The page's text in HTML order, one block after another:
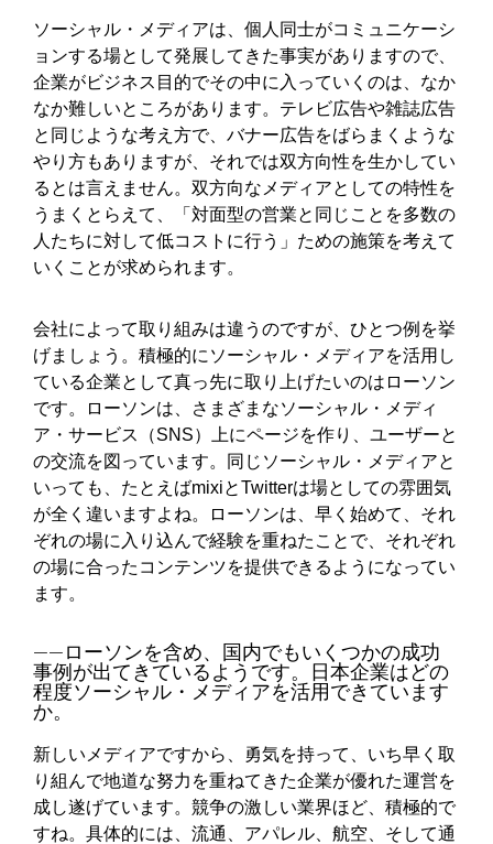
ソーシャル・メディアは、個人同士がコミュニケーシ
ョンする場として発展してきた事実がありますので、
企業がビジネス目的でその中に入っていくのは、なか
なか難しいところがあります。テレビ広告や雑誌広告
と同じような考え方で、バナー広告をばらまくような
やり方もありますが、それでは双方向性を生かしてい
るとは言えません。双方向なメディアとしての特性を
うまくとらえて、「対面型の営業と同じことを多数の
人たちに対して低コストに行う」ための施策を考えて
いくことが求められます。
会社によって取り組みは違うのですが、ひとつ例を挙
げましょう。積極的にソーシャル・メディアを活用し
ている企業として真っ先に取り上げたいのはローソン
です。ローソンは、さまざまなソーシャル・メディ
ア・サービス（SNS）上にページを作り、ユーザーと
の交流を図っています。同じソーシャル・メディアと
いっても、たとえばmixiとTwitterは場としての雰囲気
が全く違いますよね。ローソンは、早く始めて、それ
ぞれの場に入り込んで経験を重ねたことで、それぞれ
の場に合ったコンテンツを提供できるようになってい
ます。
――ローソンを含め、国内でもいくつかの成功
事例が出てきているようです。日本企業はどの
程度ソーシャル・メディアを活用できています
か。
新しいメディアですから、勇気を持って、いち早く取
り組んで地道な努力を重ねてきた企業が優れた運営を
成し遂げています。競争の激しい業界ほど、積極的で
すね。具体的には、流通、アパレル、航空、そして通